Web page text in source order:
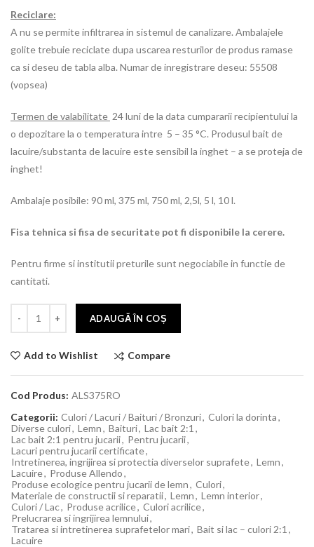
Reciclare:
A nu se permite infiltrarea in sistemul de canalizare. Ambalajele
golite trebuie reciclate dupa uscarea resturilor de produs ramase
ca si deseu de tabla alba. Numar de inregistrare deseu: 55508
(vopsea)
Termen de valabilitate 24 luni de la data cumpararii recipientului la
o depozitare la o temperatura intre 5 – 35 °C. Produsul bait de
lacuire/substanta de lacuire este sensibil la inghet – a se proteja de
inghet!
Ambalaje posibile: 90 ml, 375 ml, 750 ml, 2,5l, 5 l, 10 l.
Fisa tehnica si fisa de securitate pot fi disponibile la cerere.
Pentru firme si institutii preturile sunt negociabile in functie de
cantitati.
ADAUGĂ ÎN COȘ
Add to Wishlist Compare
Cod Produs: ALS375RO
Categorii: Culori / Lacuri / Baituri / Bronzuri, Culori la dorinta,
Diverse culori, Lemn, Baituri, Lac bait 2:1 ,
Lac bait 2:1 pentru jucarii, Pentru jucarii,
Lacuri pentru jucarii certificate,
Intretinerea, ingrijirea si protectia diverselor suprafete, Lemn,
Lacuire, Produse Allendo,
Produse ecologice pentru jucarii de lemn, Culori,
Materiale de constructii si reparatii, Lemn, Lemn interior,
Culori / Lac, Produse acrilice, Culori acrilice,
Prelucrarea si ingrijirea lemnului,
Tratarea si intretinerea suprafetelor mari, Bait si lac – culori 2:1 ,
Lacuire